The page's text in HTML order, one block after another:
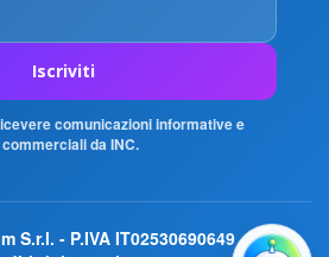
Iscriviti
comunicazioni informative e
commerciali da INC.
S.r.l. - P.IVA IT02530690649 - Tutti i